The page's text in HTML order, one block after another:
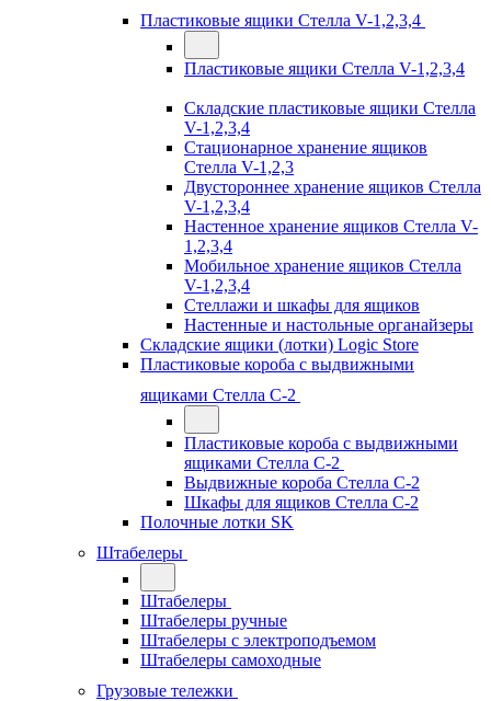
Пластиковые ящики Стелла V-1,2,3,4
Пластиковые ящики Стелла V-1,2,3,4
Складские пластиковые ящики Стелла
V-1,2,3,4
Стационарное хранение ящиков
Стелла V-1,2,3
Двустороннее хранение ящиков Стелла
V-1,2,3,4
Настенное хранение ящиков Стелла V-
1,2,3,4
Мобильное хранение ящиков Стелла
V-1,2,3,4
Стеллажи и шкафы для ящиков
Настенные и настольные органайзеры
Складские ящики (лотки) Logiс Store
Пластиковые короба с выдвижными
ящиками Стелла С-2
Пластиковые короба с выдвижными
ящиками Стелла С-2
Выдвижные короба Стелла С-2
Шкафы для ящиков Стелла С-2
Полочные лотки SK
Штабелеры
Штабелеры
Штабелеры ручные
Штабелеры с электроподъемом
Штабелеры самоходные
Грузовые тележки